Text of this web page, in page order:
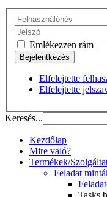
Emlékezzen rám
Elfelejtette
Elfelejtette
Keresés...
Kezdőlap
Mire való?
Termékek/
Feladat
Tasks